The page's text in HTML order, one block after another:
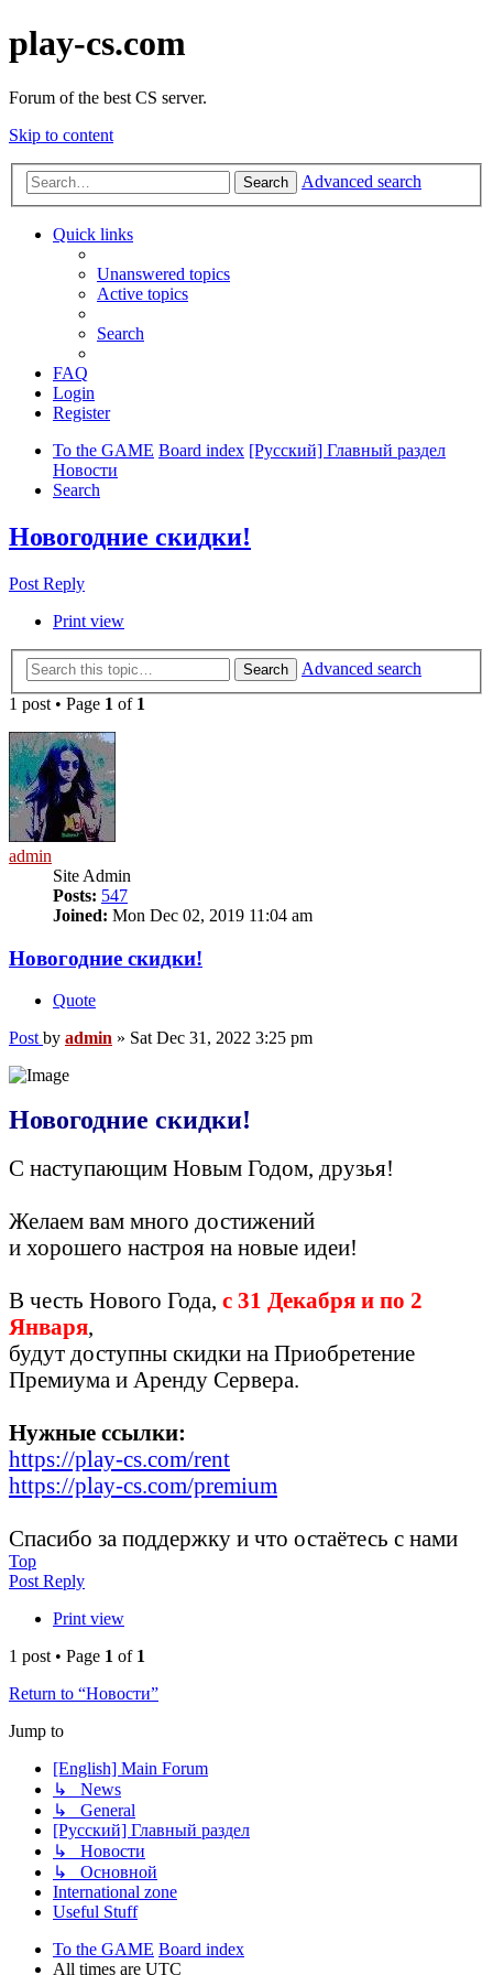
play-cs.com
Forum of the best CS server.
Skip to content
Search Advanced search
Quick links
Unanswered topics
Active topics
Search
FAQ
Login
Register
To the GAME Board index [Русский] Главный раздел
Новости
Search
Новогодние скидки!
Post Reply
Print view
Search
Advanced search
1 post • Page 1 of 1
admin
Site Admin
Posts: 547
Joined: Mon Dec 02, 2019 11:04 am
Новогодние скидки!
Quote
Post by admin » Sat Dec 31, 2022 3:25 pm
Новогодние скидки!
С наступающим Новым Годом, друзья!
Желаем вам много достижений
и хорошего настроя на новые идеи!
В честь Нового Года, с 31 Декабря и по 2
Января,
будут доступны скидки на Приобретение
Премиума и Аренду Сервера.
Нужные ссылки:
https://play-cs.com/rent
https://play-cs.com/premium
Спасибо за поддержку и что остаётесь с нами
Top
Post Reply
Print view
1 post • Page 1 of 1
Return to “Новости”
Jump to
[English] Main Forum
↳ News
↳ General
[Русский] Главный раздел
↳ Новости
↳ Основной
International zone
Useful Stuff
To the GAME Board index
All times are UTC